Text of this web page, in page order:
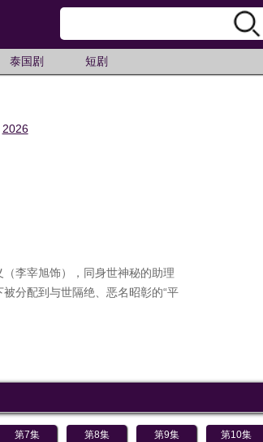
泰国剧 短剧
2026
李宰旭饰），同身世神秘的助理
分配到与世隔绝、恶名昭彰的“平
第7集 第8集 第9集 第10集